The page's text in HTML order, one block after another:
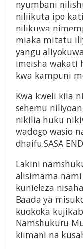
nyumbani
niliikuta ipo
nilikuwa
miaka mitatu
yangu
imeisha wakati
kwa kampuni
Kwa kweli kila
sehemu
nikilia huku
wadogo wasio
dhaifu.SASA
Lakini
alisimama
kunieleza
Baada ya
kuokoka
Namshukuru
kiimani na